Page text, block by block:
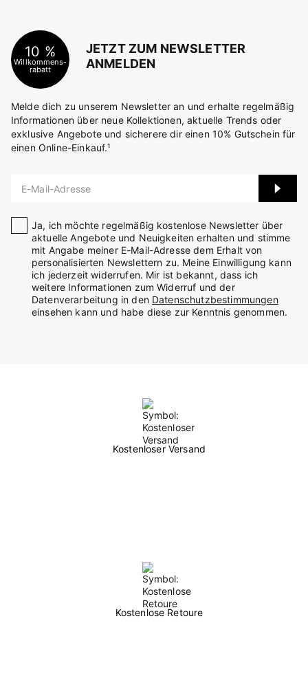
10 %
Willkommens-
rabatt
JETZT ZUM NEWSLETTER
ANMELDEN
Melde dich zu unserem Newsletter an und erhalte regelmäßig
Informationen über neue Kollektionen, aktuelle Trends oder
exklusive Angebote und sicherere dir einen 10% Gutschein für
einen Online-Einkauf.¹
E-Mail-Adresse
Ja, ich möchte regelmäßig kostenlose Newsletter über
aktuelle Angebote und Neuigkeiten erhalten und stimme
mit Angabe meiner E-Mail-Adresse dem Erhalt von
personalisierten Newslettern zu. Meine Einwilligung kann
ich jederzeit widerrufen. Mir ist bekannt, dass ich
weitere Informationen zum Widerruf und der
Datenverarbeitung in den Datenschutzbestimmungen
einsehen kann und habe diese zur Kenntnis genommen.
Kostenloser Versand
Kostenlose Retoure